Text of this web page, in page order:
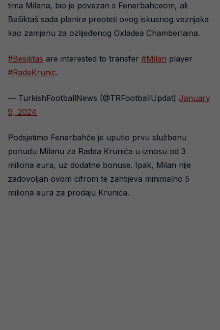
tima Milana, bio je povezan s Fenerbahceom, ali
Bešiktaš sada planira preoteti ovog iskusnog veznjaka
kao zamjenu za ozlijeđenog Oxladea Chamberlaina.
#Besiktas are interested to transfer #Milan player
#RadeKrunic.
— TurkishFootballNews (@TRFootballUpdat) January
9, 2024
Podsjetimo Fenerbahče je uputio prvu službenu
ponudu Milanu za Radea Krunića u iznosu od 3
miliona eura, uz dodatne bonuse. Ipak, Milan nije
zadovoljan ovom cifrom te zahtijeva minimalno 5
miliona eura za prodaju Krunića.